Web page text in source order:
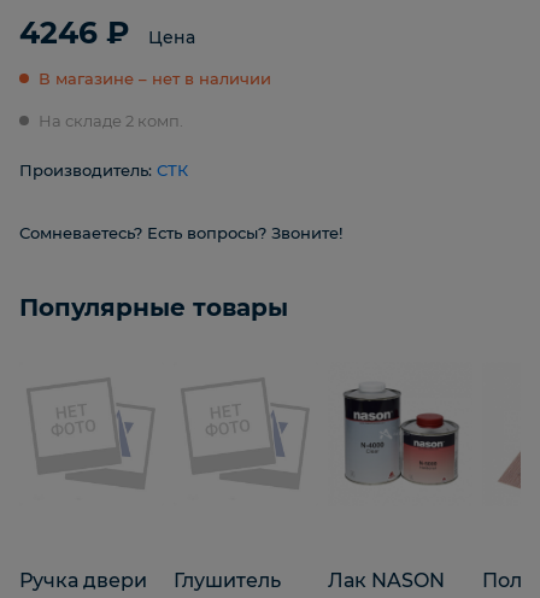
4246 ₽ Цена
В магазине – нет в наличии
На складе 2 комп.
Производитель: СТК
Сомневаетесь? Есть вопросы? Звоните!
Популярные товары
Ручка двери Глушитель Лак NASON